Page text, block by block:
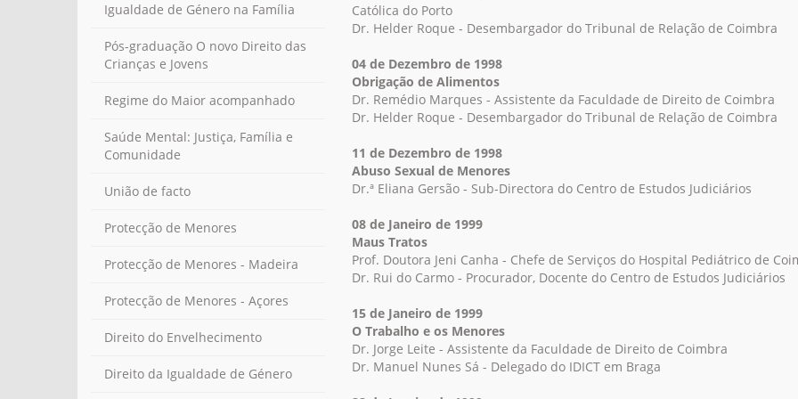
Igualdade de Género na Família
Pós-graduação O novo Direito das
Crianças e Jovens
Regime do Maior acompanhado
Saúde Mental: Justiça, Família e
Comunidade
União de facto
Protecção de Menores
Protecção de Menores - Madeira
Protecção de Menores - Açores
Direito do Envelhecimento
Direito da Igualdade de Género
Católica do Porto
Dr. Helder Roque - Desembargador do Tribunal de Relação de Coimbra
04 de Dezembro de 1998
Obrigação de Alimentos
Dr. Remédio Marques - Assistente da Faculdade de Direito de Coimbra
Dr. Helder Roque - Desembargador do Tribunal de Relação de Coimbra
11 de Dezembro de 1998
Abuso Sexual de Menores
Dr.ª Eliana Gersão - Sub-Directora do Centro de Estudos Judiciários
08 de Janeiro de 1999
Maus Tratos
Prof. Doutora Jeni Canha - Chefe de Serviços do Hospital Pediátrico de
Dr. Rui do Carmo - Procurador, Docente do Centro de Estudos Judiciários
15 de Janeiro de 1999
O Trabalho e os Menores
Dr. Jorge Leite - Assistente da Faculdade de Direito de Coimbra
Dr. Manuel Nunes Sá - Delegado do IDICT em Braga